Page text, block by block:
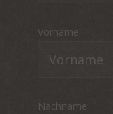
Vorname
Nachname